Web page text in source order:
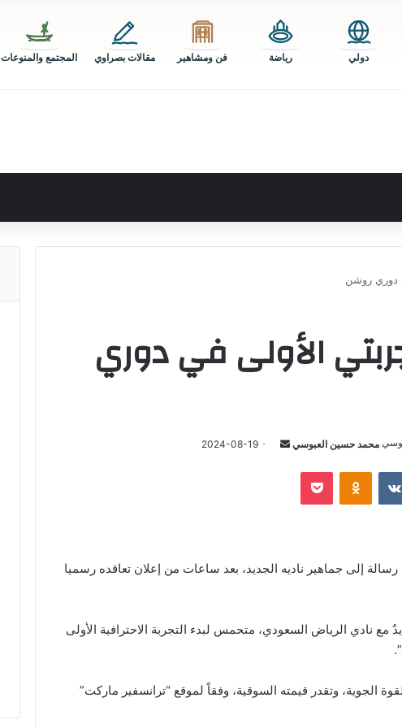
دولي رياضة فن ومشاهير مقالات بصراوي المجتمع والمنوعات
دوري روشن
الأولى في دوري
محمد حسين العبوسي
أرسل 2024-08-19
Odnoklassniki
‫Pocket
إلى جماهير ناديه الجديد، بعد ساعات من إعلان تعاقده رسميا
نادي الرياض السعودي، متحمس لبدء التجربة الاحترافية الأولى
الجوية، وتقدر قيمته السوقية، وفقاً لموقع “ترانسفير ماركت”